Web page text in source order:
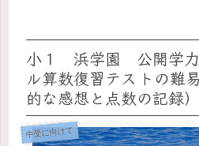
小１ 浜学園 公開学力
ル算数復習テストの難
的な感想と点数の記録）
中受に向けて